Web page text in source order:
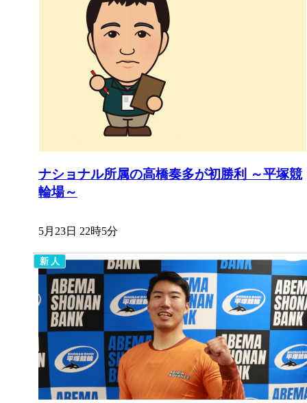
ナショナル所属の高橋奏多が初勝利 ～平塚競
輪場～
5月23日 22時5分